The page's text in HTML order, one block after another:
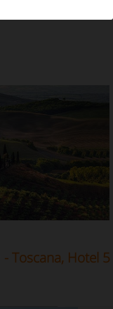
- Toscana, Hotel 5